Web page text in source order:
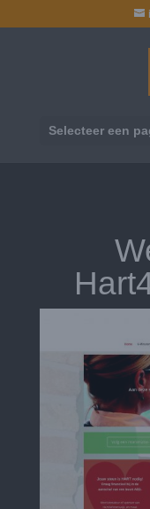
Selecteer een